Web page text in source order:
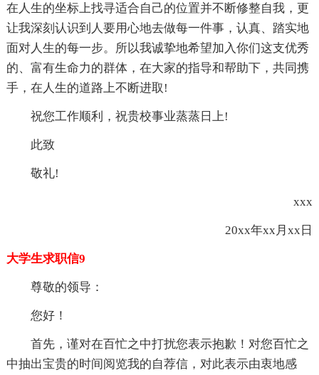
在人生的坐标上找寻适合自己的位置并不断修整自我，更
让我深刻认识到人要用心地去做每一件事，认真、踏实地
面对人生的每一步。所以我诚挚地希望加入你们这支优秀
的、富有生命力的群体，在大家的指导和帮助下，共同携
手，在人生的道路上不断进取!
祝您工作顺利，祝贵校事业蒸蒸日上!
此致
敬礼!
xxx
20xx年xx月xx日
大学生求职信9
尊敬的领导：
您好！
首先，谨对在百忙之中打扰您表示抱歉！对您百忙之
中抽出宝贵的时间阅览我的自荐信，对此表示由衷地感